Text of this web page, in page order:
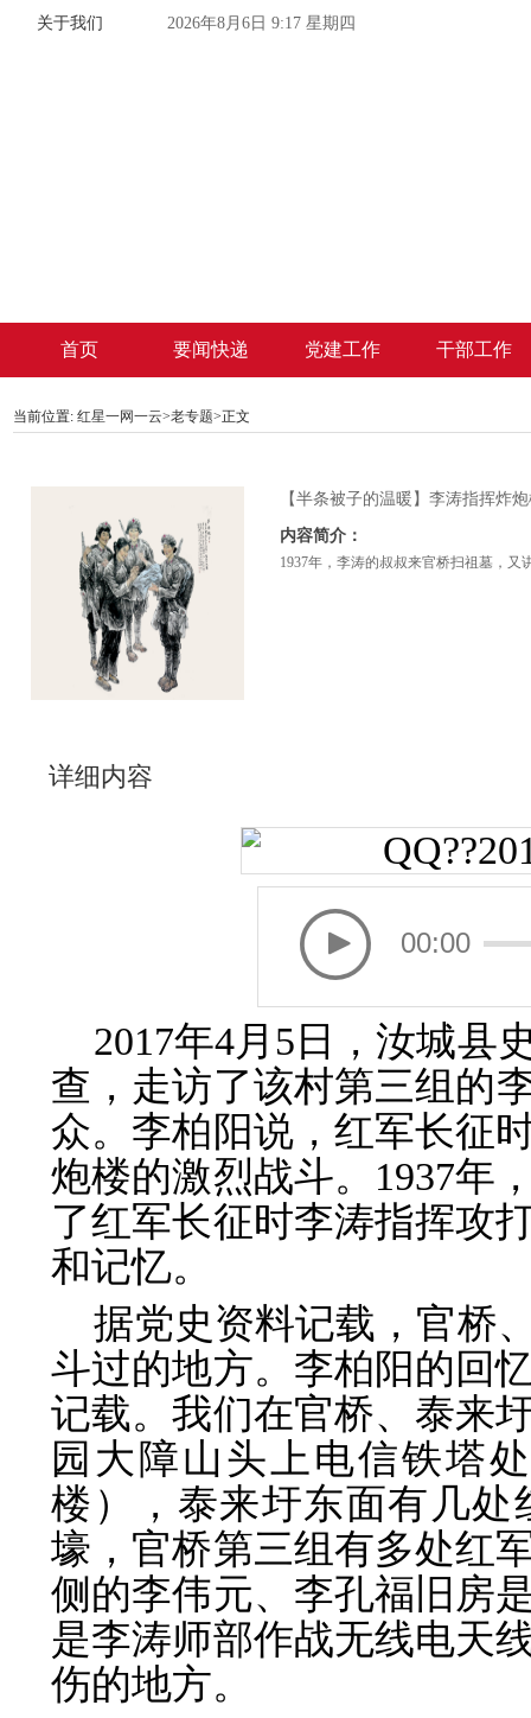
关于我们 2026年8月6日 9:17 星期四
首页 要闻快递 党建工作 干部工作
当前位置: 红星一网一云>老专题>正文
【半条被子的温暖】李涛指挥炸
内容简介：
1937年，李涛的叔叔来官桥扫祖墓，
详细内容
00:00
2017年4月5日，汝城县
查，走访了该村第三组的
众。李柏阳说，红军长征
炮楼的激烈战斗。1937年
了红军长征时李涛指挥攻
和记忆。
据党史资料记载，官桥
斗过的地方。李柏阳的回
记载。我们在官桥、泰来
园大障山头上电信铁塔
楼），泰来圩东面有几
壕，官桥第三组有多处红
侧的李伟元、李孔福旧房
是李涛师部作战无线电天
伤的地方。